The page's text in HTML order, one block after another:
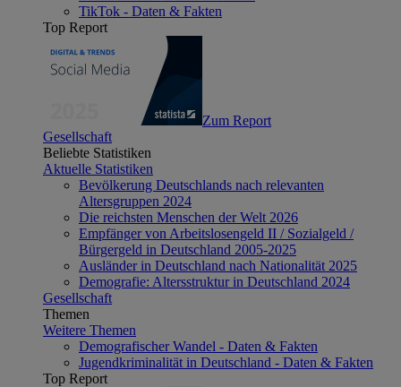
TikTok - Daten & Fakten
Top Report
Zum Report
Gesellschaft
Beliebte Statistiken
Aktuelle Statistiken
Bevölkerung Deutschlands nach relevanten
Altersgruppen 2024
Die reichsten Menschen der Welt 2026
Empfänger von Arbeitslosengeld II / Sozialgeld /
Bürgergeld in Deutschland 2005-2025
Ausländer in Deutschland nach Nationalität 2025
Demografie: Altersstruktur in Deutschland 2024
Gesellschaft
Themen
Weitere Themen
Demografischer Wandel - Daten & Fakten
Jugendkriminalität in Deutschland - Daten & Fakten
Top Report